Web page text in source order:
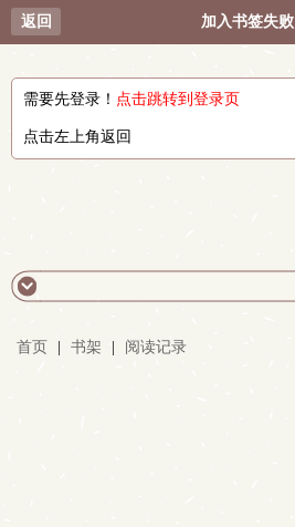
返回 加入书签失败
需要先登录！ 点击跳转到登录页
点击左上角返回
首页 书架 阅读记录